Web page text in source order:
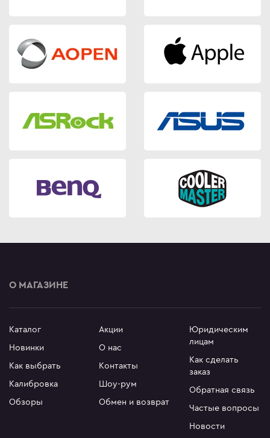
О МАГАЗИНЕ
Каталог
Новинки
Как выбрать
Калибровка
Обзоры
Акции
О нас
Контакты
Шоу-рум
Обмен и возврат
Юридическим
лицам
Как сделать
заказ
Обратная связь
Частые вопросы
Новости